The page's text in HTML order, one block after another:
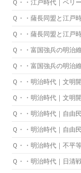
Ｑ・・江戸時代｜ペリ
Ｑ・・薩長同盟と江戸
Ｑ・・薩長同盟と江戸
Ｑ・・富国強兵の明治
Ｑ・・富国強兵の明治
Ｑ・・明治時代｜文明
Ｑ・・明治時代｜文明
Ｑ・・明治時代｜自由
Ｑ・・明治時代｜自由
Ｑ・・明治時代｜不平
Ｑ・・明治時代｜日清